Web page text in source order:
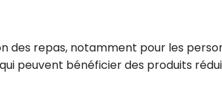
des repas, notamment pour les
peuvent bénéficier des produits